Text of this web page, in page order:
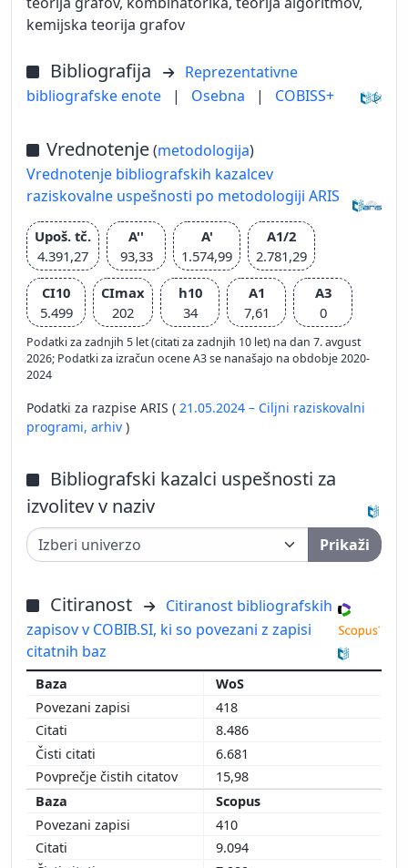
kemijska teorija grafov
Bibliografija
Reprezentativne
bibliografske enote
| Osebna | COBISS+
Vrednotenje(metodologija)
Vrednotenje bibliografskih kazalcev
raziskovalne uspešnosti po metodologiji ARIS
Upoš. tč.
4.391,27
A''
93,33
A'
1.574,99
A1/2
2.781,29
CI10
5.499
CImax
202
h10
34
A1
7,61
A3
0
Podatki za zadnjih 5 let (citati za zadnjih 10 let) na dan 7. avgust
2026; Podatki za izračun ocene A3 se nanašajo na obdobje 2020-
2024
Podatki za razpise ARIS ( 21.05.2024 – Ciljni raziskovalni
programi, arhiv )
Bibliografski kazalci uspešnosti za
izvolitev v naziv
Prikaži
Citiranost
Citiranost bibliografskih
zapisov v COBIB.SI, ki so povezani z zapisi
citatnih baz
WoS
418
8.486
6.681
15,98
Scopus
410
9.094